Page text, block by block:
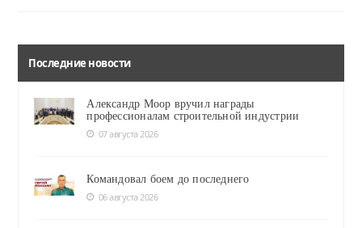
Последние новости
Александр Моор вручил награды
профессионалам строительной индустрии
07 августа 2026
Командовал боем до последнего
06 августа 2026